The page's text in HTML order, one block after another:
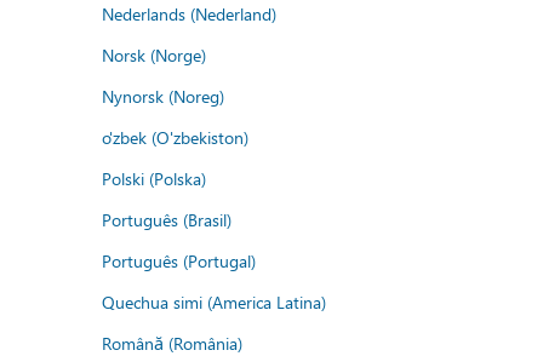
Nederlands (Nederland)
Norsk (Norge)
Nynorsk (Noreg)
o'zbek (O'zbekiston)
Polski (Polska)
Português (Brasil)
Português (Portugal)
Quechua simi (America Latina)
Română (România)